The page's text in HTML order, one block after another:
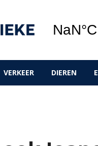
VERKEER DIEREN